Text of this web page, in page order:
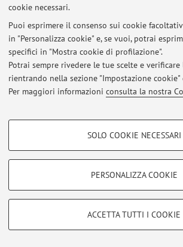
cookie necessari.
Puoi esprimere il consenso sui cookie
in "Personalizza cookie" e, se vuoi, potrai
specifici in "Mostra cookie di profilazione".
Potrai sempre rivedere le tue scelte e
rientrando nella sezione "Impostazione
Per maggiori informazioni consulta la nostra
COOKIE DI PROFILAZIONE - FACOLTATIVI
COOKIE TECNICI - NECESSARI
Si tratta di cookie tecnici utilizzati, a titolo
SOLO COOKIE NECESSARI
PERSONALIZZA COOKIE
ACCETTA TUTTI I COOKIE
Ultimi avvisi
Al momento non sono presenti
Area riservata
per gestire tutti i contenuti
© 2026 - ALMA MATER STUDIORUM -
Zamboni, 33 - 40126 Bologna - Partita